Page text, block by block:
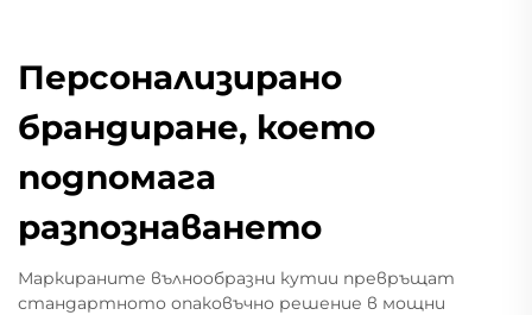
Персонализирано
брандиране, което
подпомага
разпознаването
Маркираните вълнообразни кутии превръщат
стандартното опаковъчно решение в мощни